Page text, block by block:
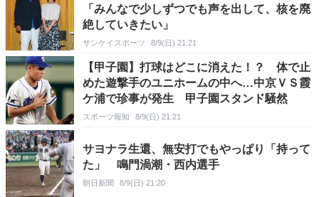
「みんなで少しずつでも声を出して、核を廃
絶していきたい」
サンケイスポーツ 8/9(日) 21:21
【甲子園】打球はどこに消えた！？ 体で止
めた遊撃手のユニホームの中へ…中京ＶＳ霞
ケ浦で珍事が発生 甲子園スタンド騒然
スポーツ報知 8/9(日) 21:21
サヨナラ生還、無安打でもやっぱり「持って
た」 鳴門渦潮・西内選手
朝日新聞 8/9(日) 21:20